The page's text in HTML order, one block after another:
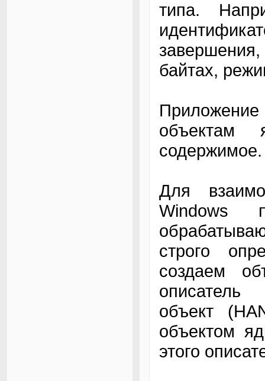
типа.
байтах,
содержимое.
Для
Windows
строго
создаем
объект
объектом
этого